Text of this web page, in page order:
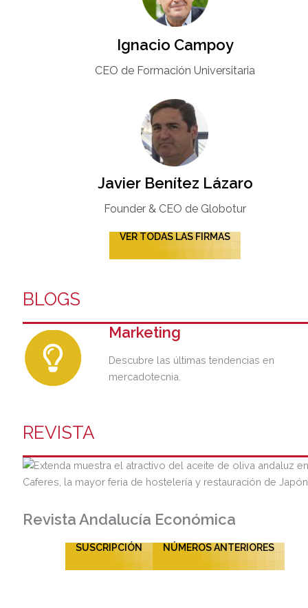
Ignacio Campoy​
CEO de Formación Universitaria​
Javier Benítez Lázaro
Founder & CEO de Globotur​
VER TODAS LAS FIRMAS
BLOGS
Marketing
Descubre las últimas tendencias en
mercadotecnia.
REVISTA
Revista Andalucía Económica
SUSCRIPCIÓN NÚMEROS ANTERIORES